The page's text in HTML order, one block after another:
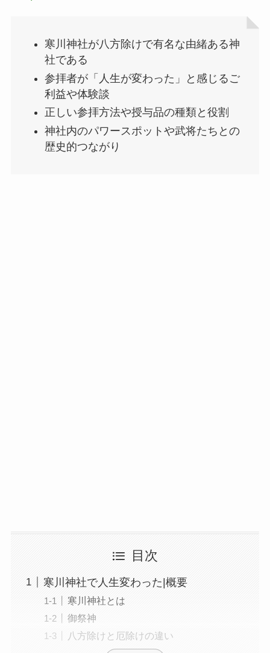
寒川神社が八方除けで有名な由緒ある神
社である
参拝者が「人生が変わった」と感じるご
利益や体験談
正しい参拝方法や授与品の種類と役割
神社内のパワースポットや武将たちとの
歴史的つながり
目次
寒川神社で人生変わった|概要
寒川神社とは
御祭神
八方除けと厄除けの違い